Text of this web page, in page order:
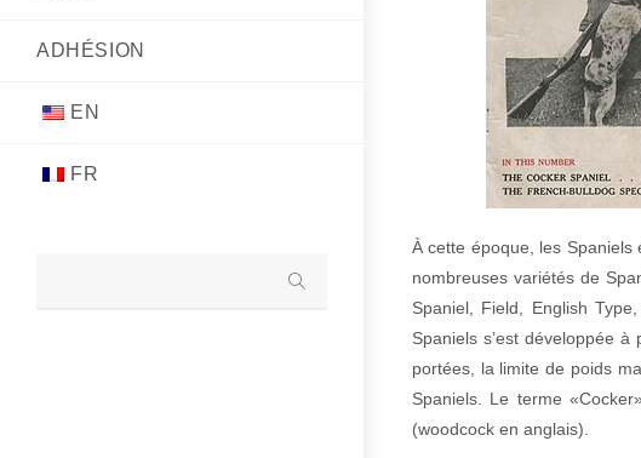
ADHÉSION
EN
FR
À cette époque, les Spaniels
nombreuses variétés de
Spaniel, Field, English
Spaniels s’est développée
portées, la limite de poids
Spaniels. Le terme
(woodcock en anglais).